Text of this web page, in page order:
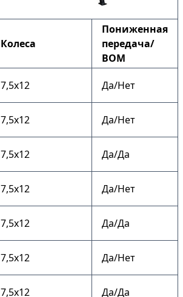
Колеса
Пониженная
передача/
ВОМ
7,5х12 Да/Нет
7,5х12 Да/Нет
7,5х12 Да/Да
7,5х12 Да/Нет
7,5х12 Да/Да
7,5х12 Да/Нет
7,5х12 Да/Да